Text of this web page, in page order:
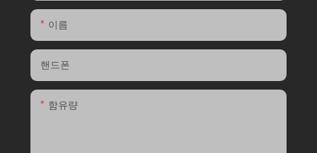
이름
핸드폰
함유량